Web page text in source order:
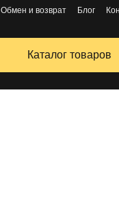
Обмен и возврат Блог
Каталог товаров